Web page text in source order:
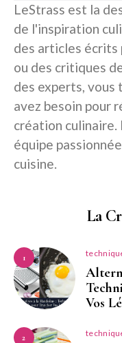
LeStrass est la
de l'inspiration
des articles écrits
ou des critiques
des experts,
avez besoin pour
création culinaire.
équipe
cuisine.
La
1
Vos
2